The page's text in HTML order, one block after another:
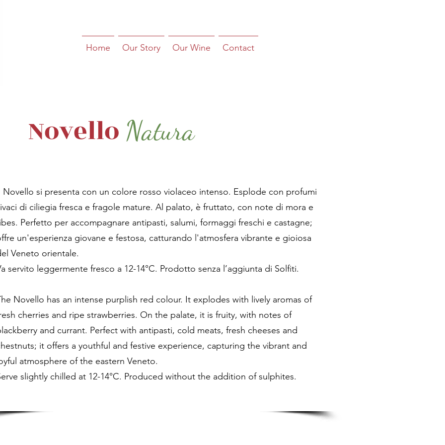
Home Our Story Our Wine Contact
Novello Natura
Novello si presenta con un colore rosso violaceo intenso. Esplode con profumi
di ciliegia fresca e fragole mature. Al palato, è fruttato, con note di mora e
Perfetto per accompagnare antipasti, salumi, formaggi freschi e castagne;
un'esperienza giovane e festosa, catturando l'atmosfera vibrante e gioiosa
Veneto orientale.
servito leggermente fresco a 12-14°C. Prodotto senza l’aggiunta di Solfiti.
Novello has an intense purplish red colour. It explodes with lively aromas of
cherries and ripe strawberries. On the palate, it is fruity, with notes of
and currant. Perfect with antipasti, cold meats, fresh cheeses and
it offers a youthful and festive experience, capturing the vibrant and
atmosphere of the eastern Veneto.
slightly chilled at 12-14°C. Produced without the addition of sulphites.